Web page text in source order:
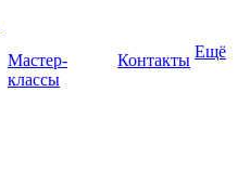
Мастер-
классы
Контакты Ещё